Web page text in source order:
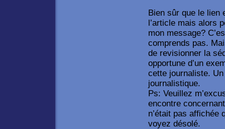
Bien sûr que le lien
l’article mais alors
mon message?
comprends pas.
de revisionner la
opportune d’un
cette journaliste.
journalistique.
Ps: Veuillez
encontre
n’était pas affichée
voyez désolé.